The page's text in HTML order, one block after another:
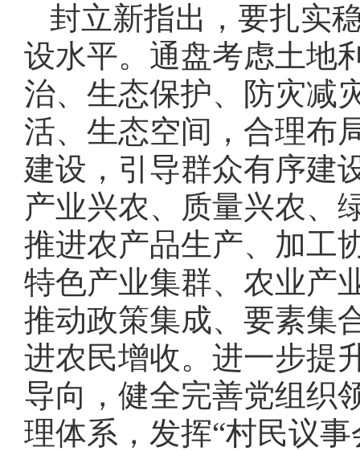
封立新指出，要扎实
设水平。通盘考虑土地
治、生态保护、防灾减
活、生态空间，合理布
建设，引导群众有序建
产业兴农、质量兴农、
推进农产品生产、加工
特色产业集群、农业产
推动政策集成、要素集
进农民增收。进一步提
导向，健全完善党组织
理体系，发挥“村民议事